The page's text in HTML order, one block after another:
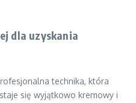
dla uzyskania
technika, która
się wyjątkowo kremowy i